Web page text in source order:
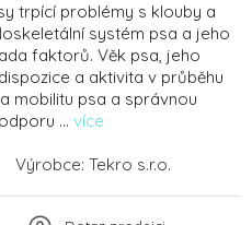
trpící problémy s klouby a
systém psa a jeho
faktorů. Věk psa, jeho
a aktivita v průběhu
mobilitu psa a správnou
... více
Výrobce: Tekro s.r.o.